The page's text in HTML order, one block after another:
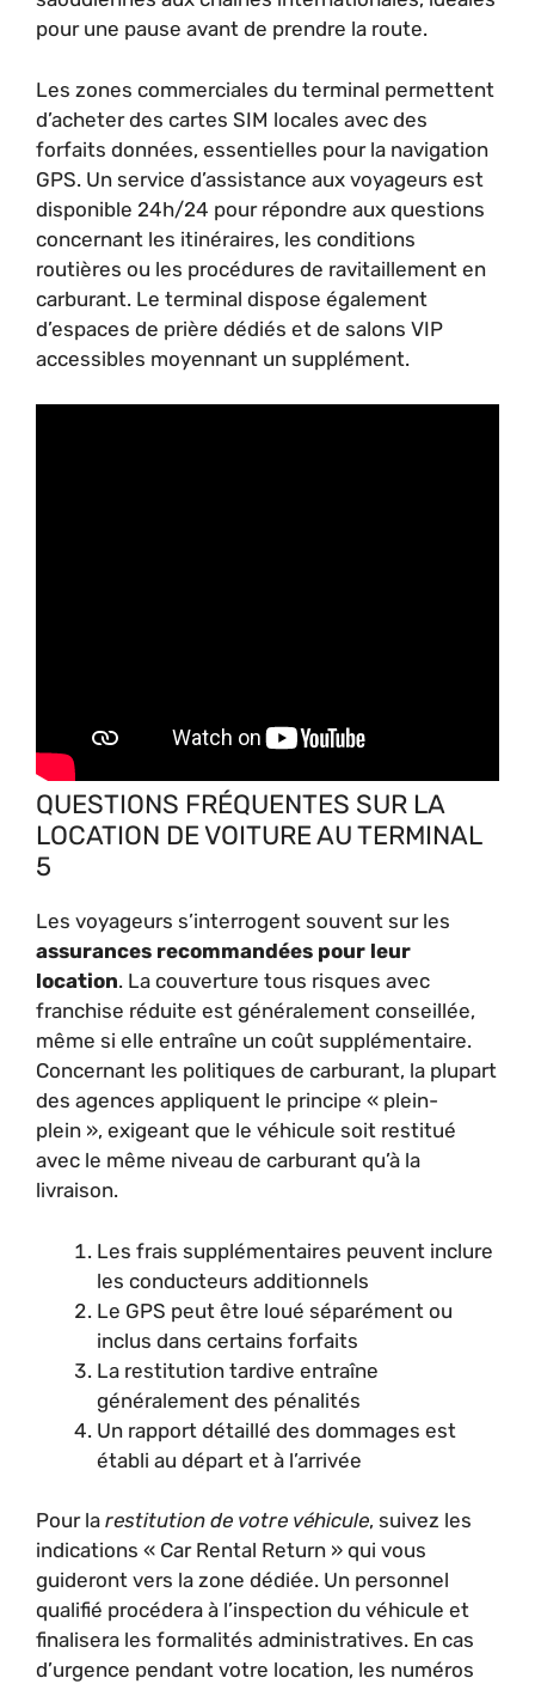
pour une pause avant de prendre la route.
Les zones commerciales du terminal permettent
d’acheter des cartes SIM locales avec des
forfaits données, essentielles pour la navigation
GPS. Un service d’assistance aux voyageurs est
disponible 24h/24 pour répondre aux questions
concernant les itinéraires, les conditions
routières ou les procédures de ravitaillement en
carburant. Le terminal dispose également
d’espaces de prière dédiés et de salons VIP
accessibles moyennant un supplément.
QUESTIONS FRÉQUENTES SUR LA
LOCATION DE VOITURE AU TERMINAL
5
Les voyageurs s’interrogent souvent sur les
assurances recommandées pour leur
location. La couverture tous risques avec
franchise réduite est généralement conseillée,
même si elle entraîne un coût supplémentaire.
Concernant les politiques de carburant, la plupart
des agences appliquent le principe « plein-
plein », exigeant que le véhicule soit restitué
avec le même niveau de carburant qu’à la
livraison.
Les frais supplémentaires peuvent inclure
les conducteurs additionnels
Le GPS peut être loué séparément ou
inclus dans certains forfaits
La restitution tardive entraîne
généralement des pénalités
Un rapport détaillé des dommages est
établi au départ et à l’arrivée
Pour la restitution de votre véhicule, suivez les
indications « Car Rental Return » qui vous
guideront vers la zone dédiée. Un personnel
qualifié procédera à l’inspection du véhicule et
finalisera les formalités administratives. En cas
d’urgence pendant votre location, les numéros